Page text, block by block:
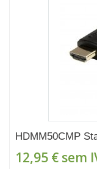
HDMM50CMP
12,95 € sem